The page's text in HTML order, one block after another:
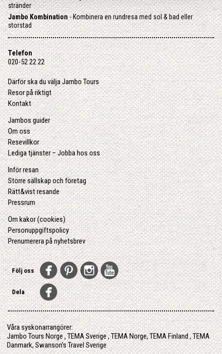
stränder
Jambo Kombination- Kombinera en rundresa med sol & bad eller
storstad
Telefon
020-52 22 22
Därför ska du välja Jambo Tours
Resor på riktigt
Kontakt
Jambos guider
Om oss
Resevillkor
Lediga tjänster – Jobba hos oss
Inför resan
Större sällskap och företag
Rätt&vist resande
Pressrum
Om kakor (cookies)
Personuppgiftspolicy
Prenumerera på nyhetsbrev
Följ oss
Dela
Våra syskonarrangörer:
Jambo Tours Norge,TEMA Sverige,TEMA Norge,TEMA Finland,TEMA
Danmark,Swanson’s Travel Sverige